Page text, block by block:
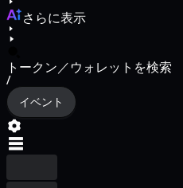
さらに表示
トークン／ウォレットを検索
/
イベント